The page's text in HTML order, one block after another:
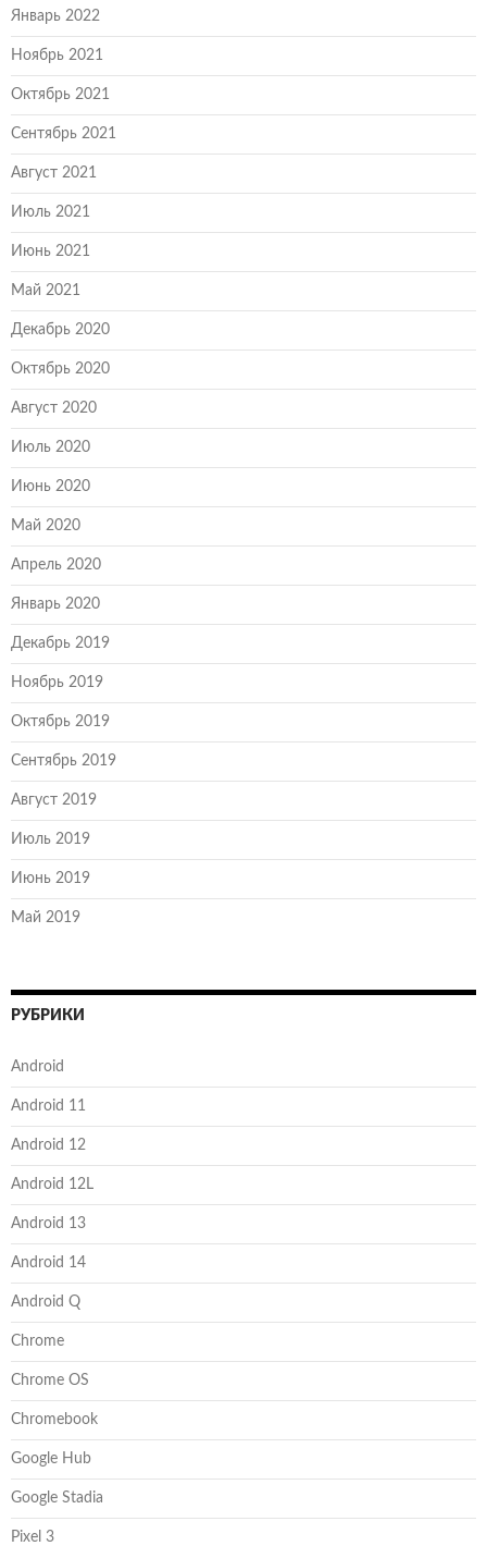
Январь 2022
Ноябрь 2021
Октябрь 2021
Сентябрь 2021
Август 2021
Июль 2021
Июнь 2021
Май 2021
Декабрь 2020
Октябрь 2020
Август 2020
Июль 2020
Июнь 2020
Май 2020
Апрель 2020
Январь 2020
Декабрь 2019
Ноябрь 2019
Октябрь 2019
Сентябрь 2019
Август 2019
Июль 2019
Июнь 2019
Май 2019
РУБРИКИ
Android
Android 11
Android 12
Android 12L
Android 13
Android 14
Android Q
Chrome
Chrome OS
Chromebook
Google Hub
Google Stadia
Pixel 3